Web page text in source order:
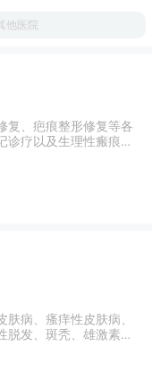
他医院
复、疤痕整形修复等各
诊疗以及生理性瘢痕、
手术治疗有见解，临
病、瘙痒性皮肤病、
脱发、斑秃、雄激素性
、寻常痤疮、溢脂性皮
肤病、物理性皮肤